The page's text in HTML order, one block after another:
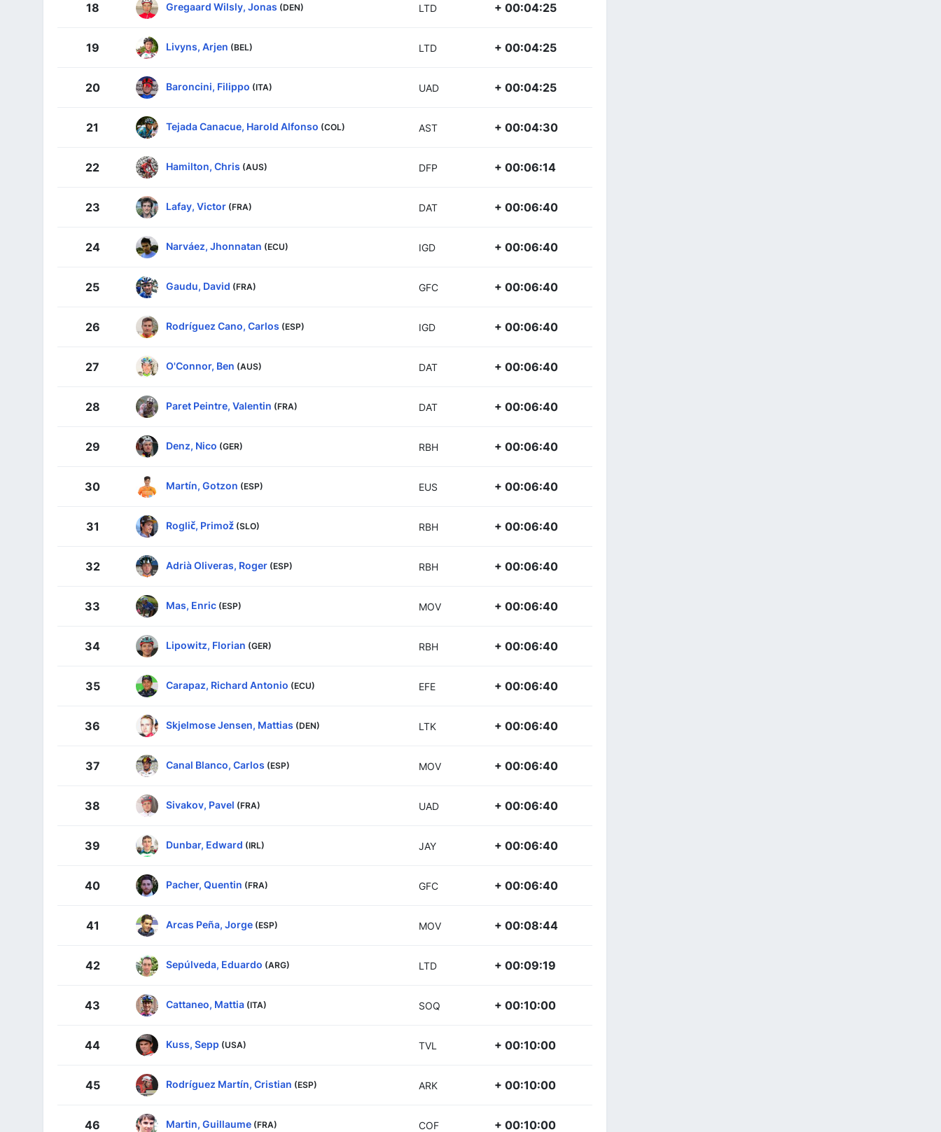
18 Gregaard Wilsly, Jonas (DEN) LTD + 00:04:25
19 Livyns, Arjen (BEL) LTD + 00:04:25
20 Baroncini, Filippo (ITA) UAD + 00:04:25
21 Tejada Canacue, Harold Alfonso (COL) AST + 00:04:30
22 Hamilton, Chris (AUS) DFP + 00:06:14
23 Lafay, Victor (FRA) DAT + 00:06:40
24 Narváez, Jhonnatan (ECU) IGD + 00:06:40
25 Gaudu, David (FRA) GFC + 00:06:40
26 Rodríguez Cano, Carlos (ESP) IGD + 00:06:40
27 O'Connor, Ben (AUS) DAT + 00:06:40
28 Paret Peintre, Valentin (FRA) DAT + 00:06:40
29 Denz, Nico (GER) RBH + 00:06:40
30 Martín, Gotzon (ESP) EUS + 00:06:40
31 Roglič, Primož (SLO) RBH + 00:06:40
32 Adrià Oliveras, Roger (ESP) RBH + 00:06:40
33 Mas, Enric (ESP) MOV + 00:06:40
34 Lipowitz, Florian (GER) RBH + 00:06:40
35 Carapaz, Richard Antonio (ECU) EFE + 00:06:40
36 Skjelmose Jensen, Mattias (DEN) LTK + 00:06:40
37 Canal Blanco, Carlos (ESP) MOV + 00:06:40
38 Sivakov, Pavel (FRA) UAD + 00:06:40
39 Dunbar, Edward (IRL) JAY + 00:06:40
40 Pacher, Quentin (FRA) GFC + 00:06:40
41 Arcas Peña, Jorge (ESP) MOV + 00:08:44
42 Sepúlveda, Eduardo (ARG) LTD + 00:09:19
43 Cattaneo, Mattia (ITA) SOQ + 00:10:00
44 Kuss, Sepp (USA) TVL + 00:10:00
45 Rodríguez Martín, Cristian (ESP) ARK + 00:10:00
46 Martin, Guillaume (FRA) COF + 00:10:00